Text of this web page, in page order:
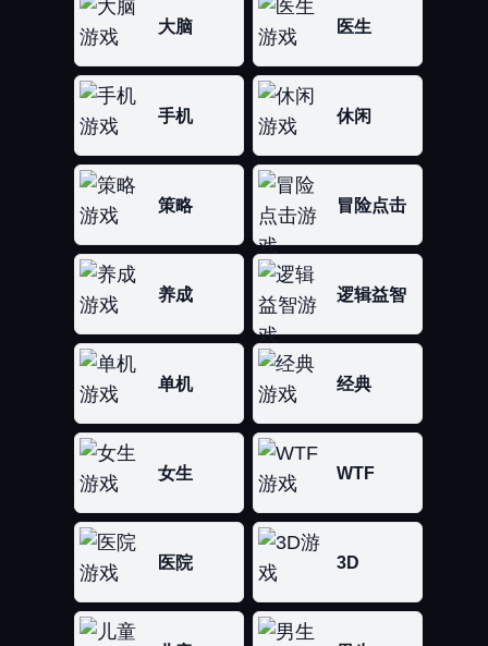
大脑 医生
手机 休闲
策略 冒险点击
养成 逻辑益智
单机 经典
女生 WTF
医院 3D